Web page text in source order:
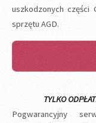
uszkodzonych części
sprzętu AGD.
TYLKO
Pogwarancyjny